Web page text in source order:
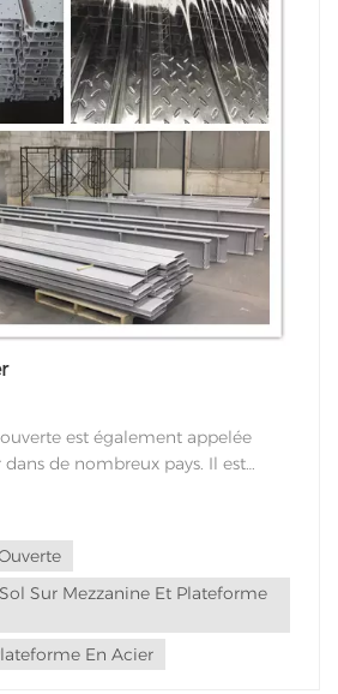
est également appelée
de nombreux pays. Il est
Il peut être trié en
et en planches enduites de pou...
Sur Mezzanine Et Plateforme
En Acier